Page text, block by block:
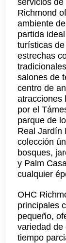
servicios
Richmond
ambiente
partida
turísticas
estrechas
salones de
centro de
atracciones
por el
parque de
Real Jardín
colección
bosques,
y Palm
cualquier
OHC
principales
pequeño,
variedad de
tiempo